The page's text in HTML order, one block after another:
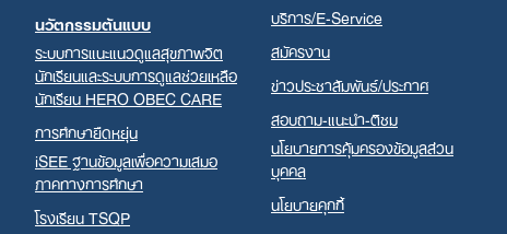
นวัตกรรมต้นแบบ
ระบบการแนะแนวดูแลสุขภาพจิต
นักเรียนและระบบการดูแลช่วยเหลือ
นักเรียน HERO OBEC CARE
การศึกษายืดหยุ่น
iSEE ฐานข้อมูลเพื่อความเสมอ
ภาคทางการศึกษา
โรงเรียน TSQP
บริการ/E-Service
สมัครงาน
ข่าวประชาสัมพันธ์/ประกาศ
สอบถาม-แนะนำ-ติชม
นโยบายการคุ้มครองข้อมูลส่วน
บุคคล
นโยบายคุกกี้